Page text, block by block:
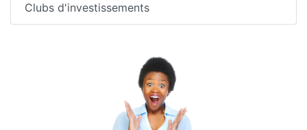
Clubs d'investissements